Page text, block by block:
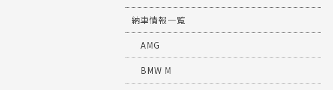
納車情報一覧
AMG
BMW M